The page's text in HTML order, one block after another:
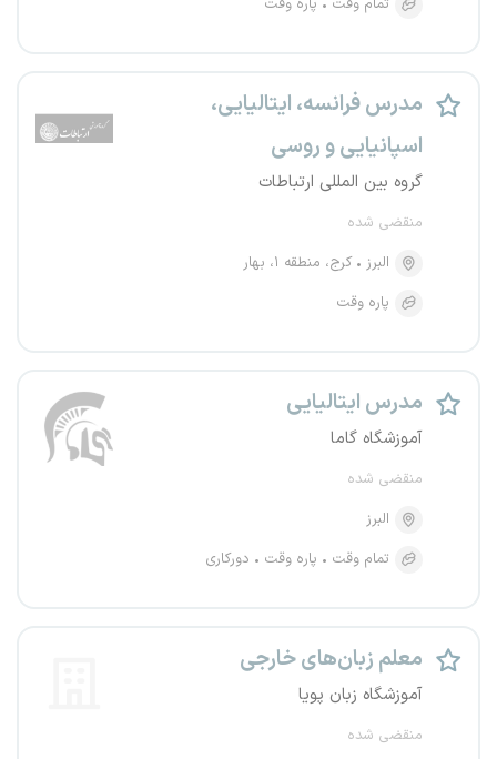
تمام وقت پاره وقت
مدرس فرانسه، ایتالیایی،
اسپانیایی و روسی
گروه بین المللی ارتباطات
منقضی شده
البرز
کرج، منطقه ۱، بهار
پاره وقت
مدرس ایتالیایی
آموزشگاه گاما
منقضی شده
البرز
تمام وقت
پاره وقت دورکاری
معلم زبان‌های خارجی
آموزشگاه زبان پویا
منقضی شده